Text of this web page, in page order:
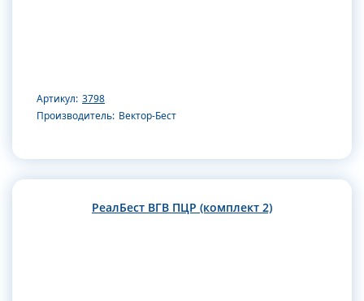
Артикул: 3798
Производитель: Вектор-Бест
РеалБест ВГВ ПЦР (комплект 2)